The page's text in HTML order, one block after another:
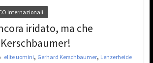
Internazionali
iridato, ma che
elite uomini, Gerhard Kerschbaumer, Lenzerheide